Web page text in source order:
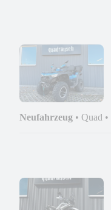
Neufahrzeug • Quad •